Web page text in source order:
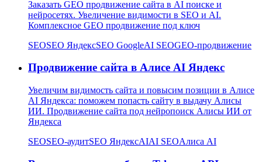
Заказать GEO продвижение сайта в AI поиске и
нейросетях. Увеличение видимости в SEO и AI.
Комплексное GEO продвижение под ключ
SEOSEO ЯндексSEO GoogleAI SEOGEO-продвижение
Продвижение сайта в Алисе AI Яндекс
Увеличим видимость сайта и повысим позиции в Алисе
AI Яндекса: поможем попасть сайту в выдачу Алисы
ИИ. Продвижение сайта под нейропоиск Алисы ИИ от
Яндекса
SEOSEO-аудитSEO ЯндексAIAI SEOАлиса AI